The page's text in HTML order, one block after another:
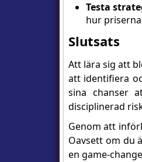
Testa
hur
Slutsats
Att lära sig att
att identifiera
sina chanser
disciplinerad
Genom att
Oavsett om du
en game-